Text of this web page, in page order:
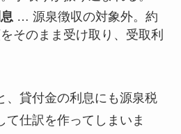
… 源泉徴収の対象外。約
そのまま受け取り、受取利
、貸付金の利息にも源泉税
て仕訳を作ってしまいま